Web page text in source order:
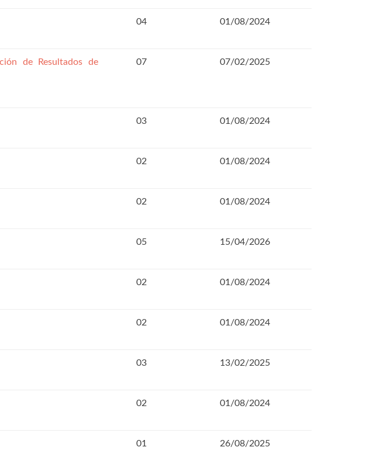
04 01/08/2024
de Resultados de
07 07/02/2025
03 01/08/2024
02 01/08/2024
02 01/08/2024
05 15/04/2026
02 01/08/2024
02 01/08/2024
03 13/02/2025
02 01/08/2024
01 26/08/2025